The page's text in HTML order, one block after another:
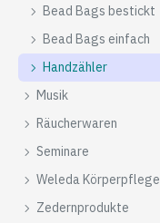
Bead Bags bestickt
Bead Bags einfach
Handzähler
Musik
Räucherwaren
Seminare
Weleda Körperpflege
Zedernprodukte